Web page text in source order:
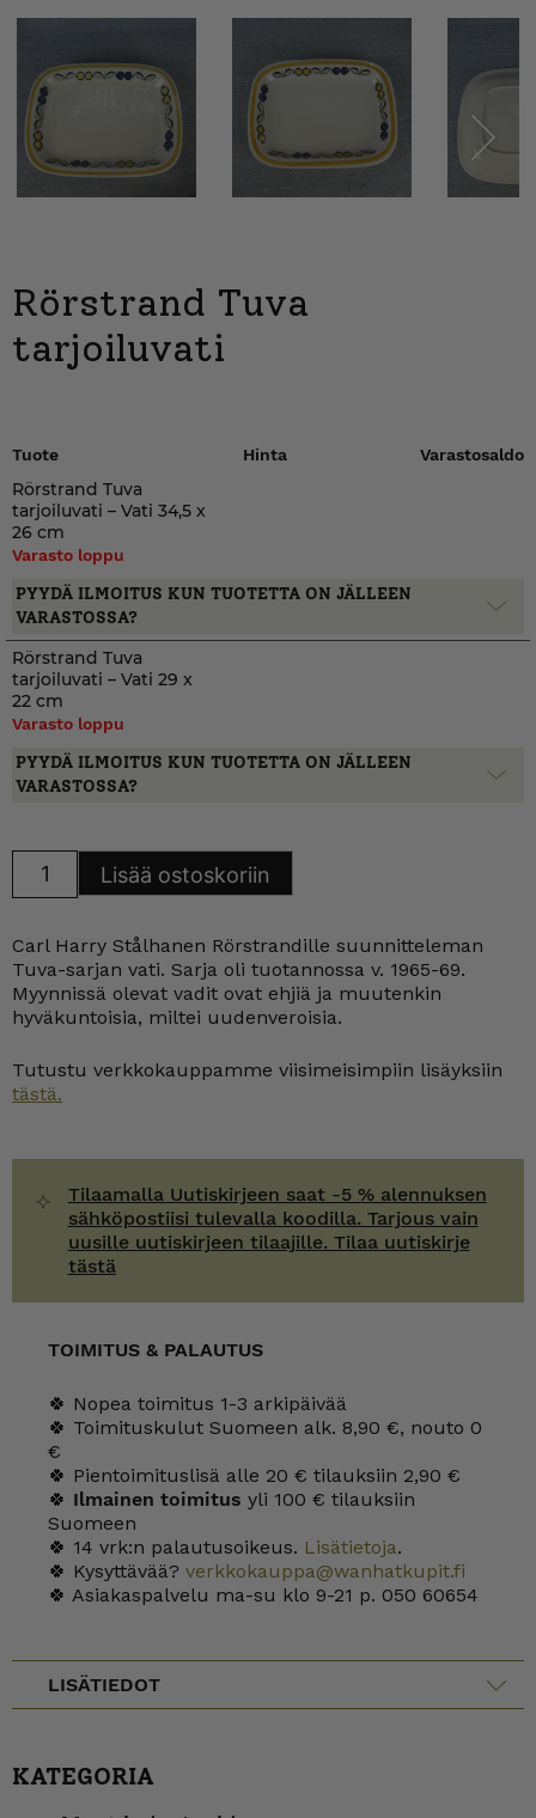
Next
Rörstrand Tuva
tarjoiluvati
Tuote Hinta Varastosaldo
Rörstrand Tuva
tarjoiluvati – Vati 34,5 x
26 cm
Varasto loppu
PYYDÄ ILMOITUS KUN TUOTETTA ON JÄLLEEN
VARASTOSSA?
Rörstrand Tuva
tarjoiluvati – Vati 29 x
22 cm
Varasto loppu
PYYDÄ ILMOITUS KUN TUOTETTA ON JÄLLEEN
VARASTOSSA?
Lisää ostoskoriin
Carl Harry Stålhanen Rörstrandille suunnitteleman
Tuva-sarjan vati. Sarja oli tuotannossa v. 1965-69.
Myynnissä olevat vadit ovat ehjiä ja muutenkin
hyväkuntoisia, miltei uudenveroisia.
Tutustu verkkokauppamme viisimeisimpiin lisäyksiin
tästä.
Tilaamalla Uutiskirjeen saat -5 % alennuksen
sähköpostiisi tulevalla koodilla. Tarjous vain
uusille uutiskirjeen tilaajille. Tilaa uutiskirje
tästä
TOIMITUS & PALAUTUS
🍀 Nopea toimitus 1-3 arkipäivää
🍀 Toimituskulut Suomeen alk. 8,90 €, nouto 0
€
🍀 Pientoimituslisä alle 20 € tilauksiin 2,90 €
🍀 Ilmainen toimitus yli 100 € tilauksiin
Suomeen
🍀 14 vrk:n palautusoikeus. Lisätietoja.
🍀 Kysyttävää? verkkokauppa@wanhatkupit.fi
🍀 Asiakaspalvelu ma-su klo 9-21 p. 050 60654
LISÄTIEDOT
KATEGORIA